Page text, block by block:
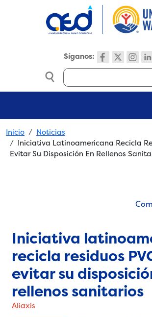
Síganos:
Search
Breadcrumb
Inicio
Noticias
Iniciativa Latinoamericana Recicla
Evitar Su Disposición En Rellenos
Iniciativa
recicla residuos
evitar su
rellenos sanitarios
Aliaxis